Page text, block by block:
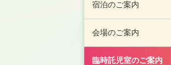
宿泊のご案内
会場のご案内
臨時託児室のご案内